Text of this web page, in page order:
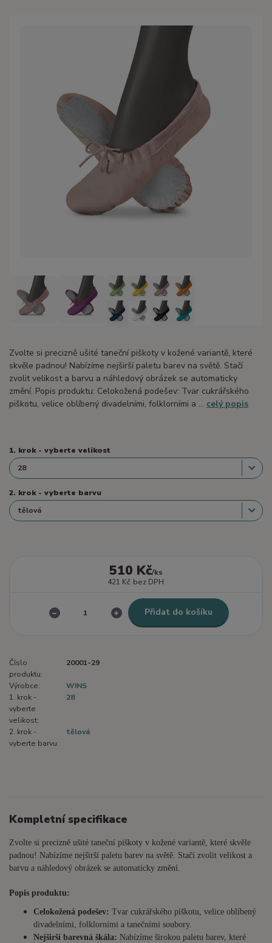
Zvolte si precizně ušité taneční piškoty v kožené variantě, které
skvěle padnou! Nabízíme nejširší paletu barev na světě. Stačí
zvolit velikost a barvu a náhledový obrázek se automaticky
změní. Popis produktu: Celokožená podešev: Tvar cukrářského
piškotu, velice oblíbený divadelními, folklorními a ... celý popis
1. krok - vyberte velikost
2. krok - vyberte barvu
510 Kč/ks
421 Kč bez DPH
Přidat do košíku
Číslo
produktu:
20001-29
Výrobce:
WINS
1. krok -
vyberte
velikost:
28
2. krok -
vyberte barvu:
tělová
Kompletní specifikace
Zvolte si precizně ušité taneční piškoty v kožené variantě, které skvěle
padnou! Nabízíme nejširší paletu barev na světě. Stačí zvolit velikost a
barvu a náhledový obrázek se automaticky změní.
Popis produktu:
Celokožená podešev: Tvar cukrářského piškotu, velice oblíbený
divadelními, folklorními a tanečními soubory.
Nejširší barevná škála: Nabízíme širokou paletu barev, které